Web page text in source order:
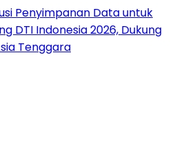
Penyimpanan Data untuk
DTI Indonesia 2026, Dukung
Tenggara